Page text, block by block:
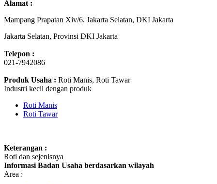
Alamat :
Mampang Prapatan Xiv/6, Jakarta Selatan, DKI Jakarta
Jakarta Selatan, Provinsi DKI Jakarta
Telepon :
021-7942086
Produk Usaha : Roti Manis, Roti Tawar
Industri kecil dengan produk
Roti Manis
Roti Tawar
Keterangan :
Roti dan sejenisnya
Informasi Badan Usaha berdasarkan wilayah
Area :